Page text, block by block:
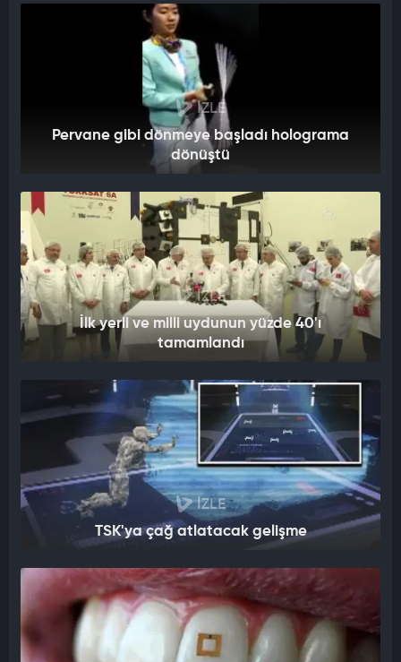
İZLE
Pervane gibi dönmeye başladı holograma
dönüştü
İZLE
İlk yerli ve milli uydunun yüzde 40'ı
tamamlandı
İZLE
TSK'ya çağ atlatacak gelişme